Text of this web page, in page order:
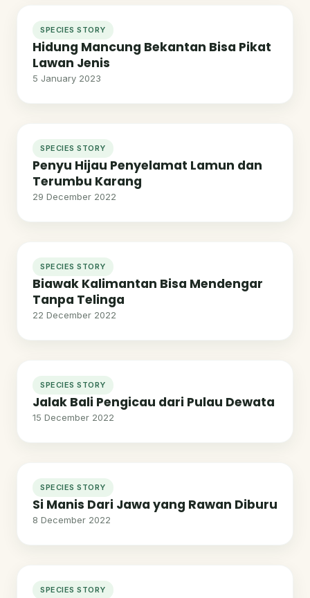
SPECIES STORY
Hidung Mancung Bekantan Bisa Pikat
Lawan Jenis
5 January 2023
SPECIES STORY
Penyu Hijau Penyelamat Lamun dan
Terumbu Karang
29 December 2022
SPECIES STORY
Biawak Kalimantan Bisa Mendengar
Tanpa Telinga
22 December 2022
SPECIES STORY
Jalak Bali Pengicau dari Pulau Dewata
15 December 2022
SPECIES STORY
Si Manis Dari Jawa yang Rawan Diburu
8 December 2022
SPECIES STORY